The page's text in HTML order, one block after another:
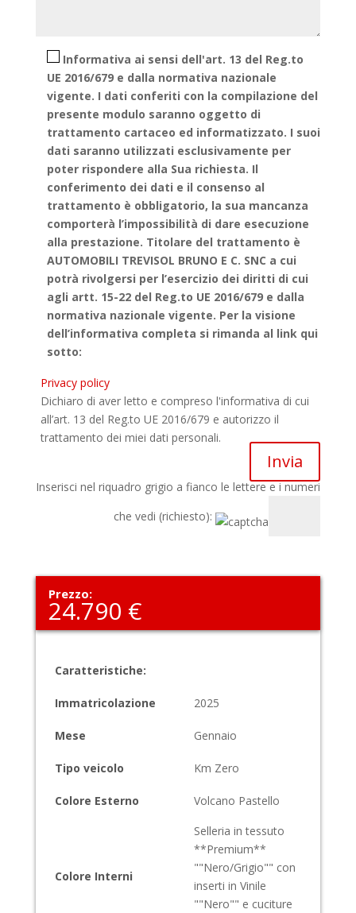
Informativa ai sensi dell'art. 13 del Reg.to
UE 2016/679 e dalla normativa nazionale
vigente. I dati conferiti con la compilazione del
presente modulo saranno oggetto di
trattamento cartaceo ed informatizzato. I suoi
dati saranno utilizzati esclusivamente per
poter rispondere alla Sua richiesta. Il
conferimento dei dati e il consenso al
trattamento è obbligatorio, la sua mancanza
comporterà l’impossibilità di dare esecuzione
alla prestazione. Titolare del trattamento è
AUTOMOBILI TREVISOL BRUNO E C. SNC a cui
potrà rivolgersi per l’esercizio dei diritti di cui
agli artt. 15-22 del Reg.to UE 2016/679 e dalla
normativa nazionale vigente. Per la visione
dell’informativa completa si rimanda al link qui
sotto:
Privacy policy
Dichiaro di aver letto e compreso l'informativa di cui
all’art. 13 del Reg.to UE 2016/679 e autorizzo il
trattamento dei miei dati personali.
Inserisci nel riquadro grigio a fianco le lettere e i numeri
che vedi (richiesto):
Prezzo:
24.790 €
Caratteristiche:
Immatricolazione 2025
Mese Gennaio
Tipo veicolo Km Zero
Colore Esterno Volcano Pastello
Colore Interni
Selleria in tessuto
**Premium**
""Nero/Grigio"" con
inserti in Vinile
""Nero"" e cuciture